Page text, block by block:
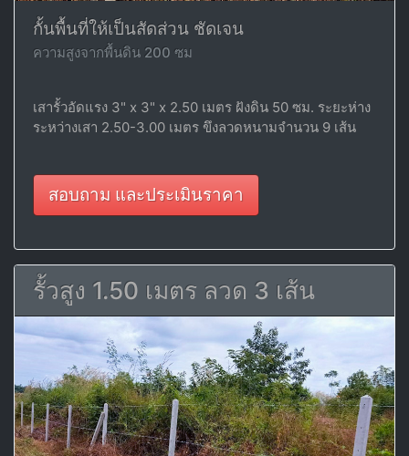
กั้นพื้นที่ให้เป็นสัดส่วน ชัดเจน
ความสูงจากพื้นดิน 200 ซม
เสารั้วอัดแรง 3" x 3" x 2.50 เมตร ฝังดิน 50 ซม. ระยะห่าง
ระหว่างเสา 2.50-3.00 เมตร ขึงลวดหนามจำนวน 9 เส้น
สอบถาม และประเมินราคา
รั้วสูง 1.50 เมตร ลวด 3 เส้น